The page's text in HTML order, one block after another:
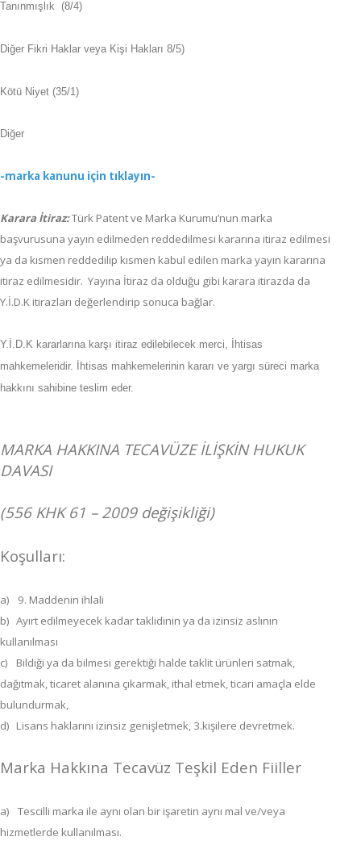
Tanınmışlık (8/4)
Diğer Fikri Haklar veya Kişi Hakları 8/5)
Kötü Niyet (35/1)
Diğer
-marka kanunu için tıklayın-
Karara İtiraz:Türk Patent ve Marka Kurumu’nun marka
başvurusuna yayın edilmeden reddedilmesi kararına itiraz edilmesi
ya da kısmen reddedilip kısmen kabul edilen marka yayın kararına
itiraz edilmesidir. Yayına İtiraz da olduğu gibi karara itirazda da
Y.İ.D.K itirazları değerlendirip sonuca bağlar.
Y.İ.D.K kararlarına karşı itiraz edilebilecek merci, İhtisas
mahkemeleridir. İhtisas mahkemelerinin kararı ve yargı süreci marka
hakkını sahibine teslim eder.
MARKA HAKKINA TECAVÜZE İLİŞKİN HUKUK
DAVASI
(556 KHK 61 – 2009 değişikliği)
Koşulları:
a)
9. Maddenin ihlali
b) Ayırt edilmeyecek kadar taklidinin ya da izinsiz aslının
kullanılması
c)
Bildiği ya da bilmesi gerektiği halde taklit ürünleri satmak,
dağıtmak, ticaret alanına çıkarmak, ithal etmek, ticari amaçla elde
bulundurmak,
d) Lisans haklarını izinsiz genişletmek, 3.kişilere devretmek.
Marka Hakkına Tecavüz Teşkil Eden Fiiller
a)
Tescilli marka ile aynı olan bir işaretin aynı mal ve/veya
hizmetlerde kullanılması.